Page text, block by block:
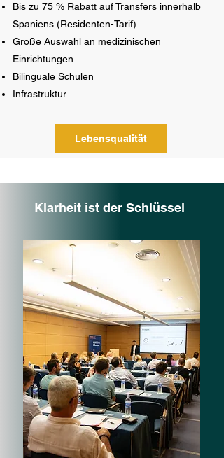
Bis zu 75 % Rabatt auf Transfers innerhalb
Spaniens (Residenten-Tarif)
Große Auswahl an medizinischen
Einrichtungen
Bilinguale Schulen
Infrastruktur
Lebensqualität
Klarheit ist der Schlüssel